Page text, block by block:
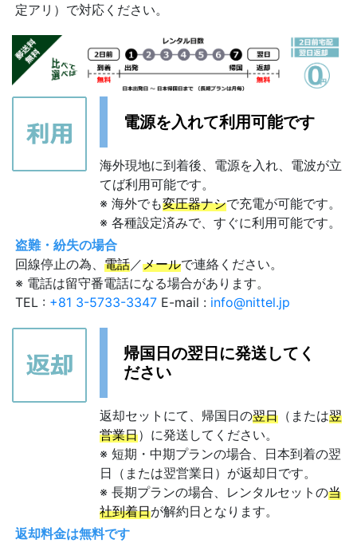
定アリ）で対応ください。
電源を入れて利用可能です
海外現地に到着後、電源を入れ、電波が立
てば利用可能です。
※ 海外でも変圧器ナシで充電が可能です。
※ 各種設定済みで、すぐに利用可能です。
盗難・紛失の場合
回線停止の為、 電話／メールで連絡ください。
※ 電話は留守番電話になる場合があります。
TEL : +81 3-5733-3347 E-mail : info@nittel.jp
帰国日の翌日に発送してく
ださい
返却セットにて、帰国日の翌日 （または翌
営業日）に発送してください。
※ 短期・中期プランの場合、日本到着の翌
日（または翌営業日）が返却日です。
※ 長期プランの場合、レンタルセットの当
社到着日が解約日となります。
返却料金は無料です